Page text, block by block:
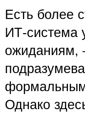
Есть более
ИТ‑система
ожиданиям,
Однако